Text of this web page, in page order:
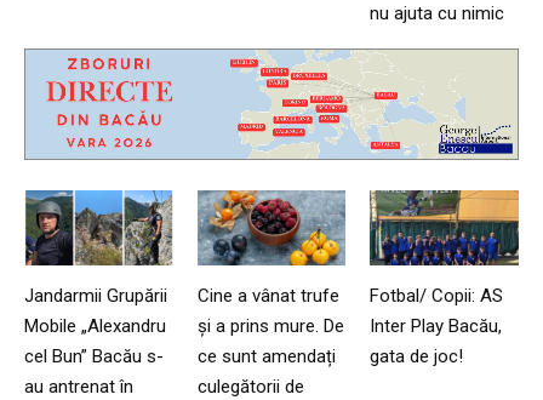
nu ajuta cu nimic
Jandarmii Grupării
Mobile „Alexandru
cel Bun” Bacău s-
au antrenat în
Cine a vânat trufe
și a prins mure. De
ce sunt amendați
culegătorii de
Fotbal/ Copii: AS
Inter Play Bacău,
gata de joc!